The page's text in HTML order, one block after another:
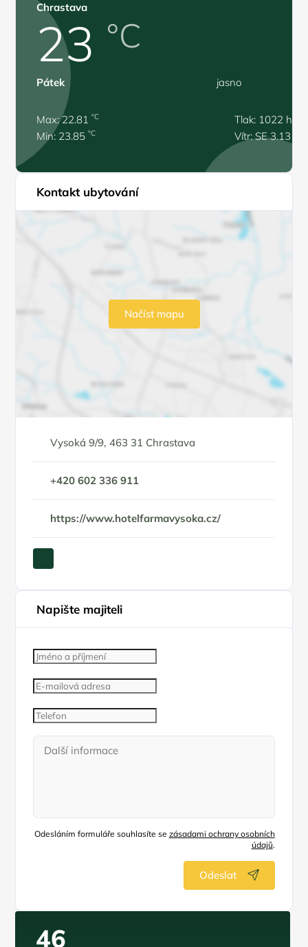
Chrastava
23 °C
Pátek jasno
Max: 22.81°C
Min: 23.85°C
Tlak: 1022 hPa
Vítr: SE 3.13 m/
Kontakt ubytování
Načíst mapu
Vysoká 9/9, 463 31 Chrastava
+420 602 336 911
https://www.hotelfarmavysoka.cz/
Napište majiteli
Odesláním formuláře souhlasíte se zásadami ochrany osobních
údajů.
Odeslat
46